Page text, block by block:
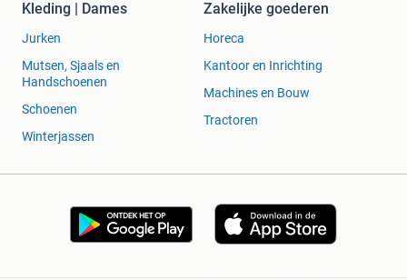
Kleding | Dames
Jurken
Mutsen, Sjaals en
Handschoenen
Schoenen
Winterjassen
Zakelijke goederen
Horeca
Kantoor en Inrichting
Machines en Bouw
Tractoren